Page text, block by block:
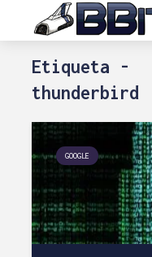
Etiqueta -
thunderbird
GOOGLE